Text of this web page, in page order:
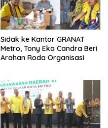
‎Sidak ke Kantor GRANAT
Metro, Tony Eka Candra Beri
Arahan Roda Organisasi